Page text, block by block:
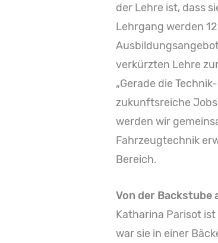
der Lehre ist, dass
Lehrgang werden
verkürzten Lehre
„Gerade die
zukunftsreiche
werden wir
Fahrzeugtechnik
Bereich.
Von der Backstube
Katharina Parisot
war sie in einer